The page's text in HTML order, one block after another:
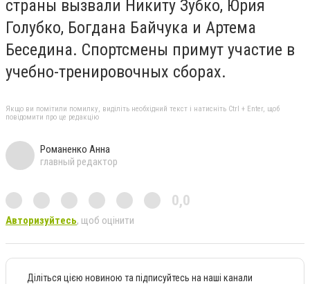
страны вызвали Никиту Зубко, Юрия
Голубко, Богдана Байчука и Артема
Беседина. Спортсмены примут участие в
учебно-тренировочных сборах.
Якщо ви помітили помилку, виділіть необхідний текст і натисніть Ctrl + Enter, щоб
повідомити про це редакцію
Романенко Анна
главный редактор
0,0
Авторизуйтесь, щоб оцінити
Діліться цією новиною та підписуйтесь на наші канали